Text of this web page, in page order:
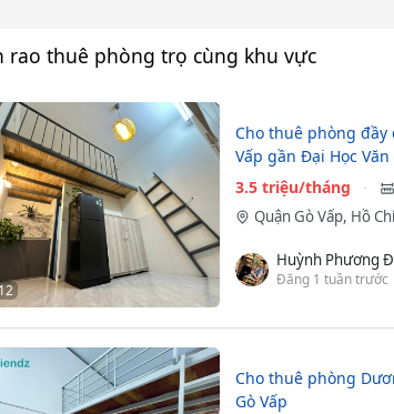
rao thuê phòng trọ cùng khu vực
Cho thuê phòng đầy
Vấp gần Đại Học Văn
3.5 triệu/tháng
Quận Gò Vấp, Hồ
Huỳnh Phương
Đăng 1 tuần trước
Cho thuê phòng
Gò Vấp